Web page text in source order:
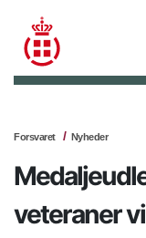
Forsvaret Nyheder
veteraner